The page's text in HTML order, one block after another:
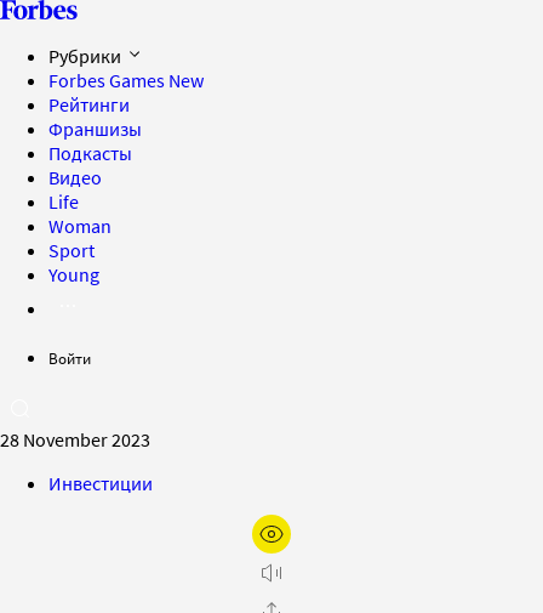
Рубрики
Forbes Games New
Рейтинги
Франшизы
Подкасты
Видео
Life
Woman
Sport
Young
Войти
28 November 2023
Инвестиции